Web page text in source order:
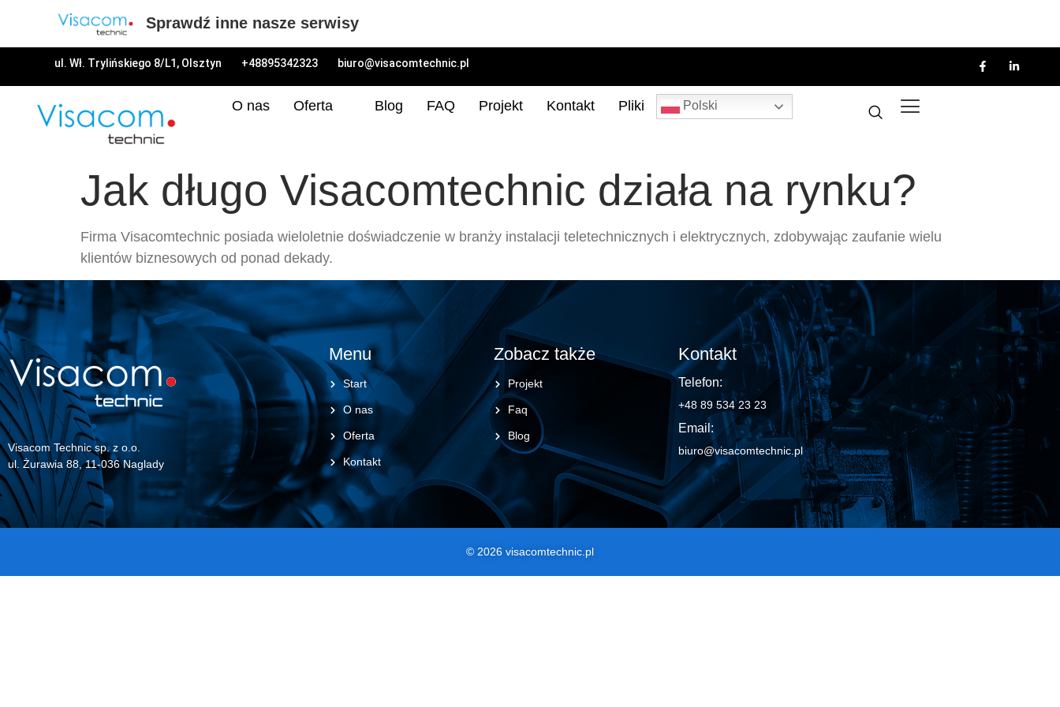
ul. Wł. Trylińskiego 8/L1, Olsztyn +48895342323 biuro@visacomtechnic.pl
O nas Oferta Blog FAQ Projekt Kontakt Pliki Polski
Jak długo Visacomtechnic działa na rynku?
Firma Visacomtechnic posiada wieloletnie doświadczenie w branży instalacji teletechnicznych i elektrycznych, zdobywając zaufanie wielu
klientów biznesowych od ponad dekady.
Visacom Technic sp. z o.o.
ul. Żurawia 88, 11-036 Naglady
Menu
Start
O nas
Oferta
Kontakt
Zobacz także
Projekt
Faq
Blog
Kontakt
Telefon:
+48 89 534 23 23
Email:
biuro@visacomtechnic.pl
© 2026 visacomtechnic.pl
Sprawdź inne nasze serwisy